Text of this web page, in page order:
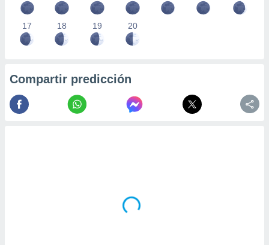
17 18 19 20
Compartir predicción